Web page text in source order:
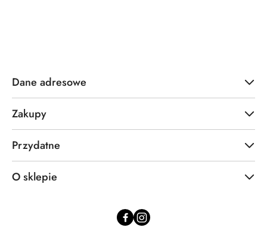
Dane adresowe
Zakupy
Przydatne
O sklepie